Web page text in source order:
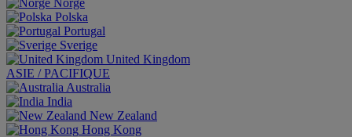
Norge
Polska
Portugal
Sverige
United Kingdom
ASIE / PACIFIQUE
Australia
India
New Zealand
Hong Kong